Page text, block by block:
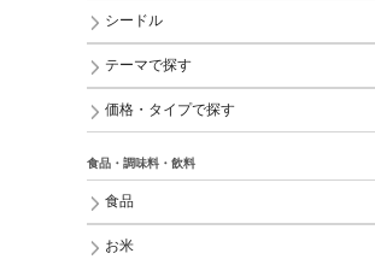
シードル
テーマで探す
価格・タイプで探す
食品・調味料・飲料
食品
お米